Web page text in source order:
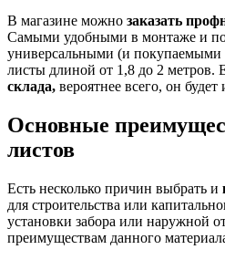
В магазине можно заказать
Самыми удобными в монтаже и
универсальными (и покупаемыми
листы длиной от 1,8 до 2 метров.
склада, вероятнее всего, он
Основные
листов
Есть несколько причин выбрать и
для строительства или
установки забора или наружной
преимуществам данного